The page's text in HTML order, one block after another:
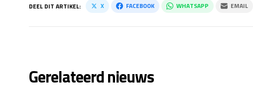
DEEL DIT ARTIKEL: X FACEBOOK WHATSAPP EMAIL
Gerelateerd nieuws